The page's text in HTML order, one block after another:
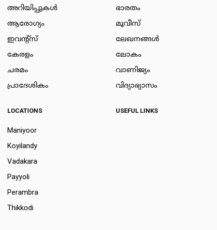
അറിയിപ്പുകള്‍
ആരോഗ്യം
ഇവന്റ്സ്
കേരളം
ചരമം
പ്രാദേശികം
ഭാരതം
മൂവീസ്
ലേഖനങ്ങള്‍
ലോകം
വാണിജ്യം
വിദ്യാഭ്യാസം
LOCATIONS
Maniyoor
Koyilandy
Vadakara
Payyoli
Perambra
Thikkodi
USEFUL LINKS